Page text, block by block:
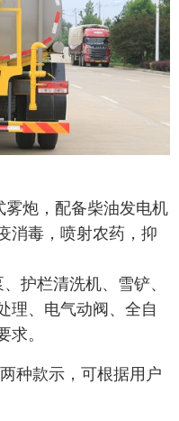
炮，配备柴油发电机
消毒，喷射农药，抑
护栏清洗机、雪铲、
理、电气动阀、全自
。
种款示，可根据用户